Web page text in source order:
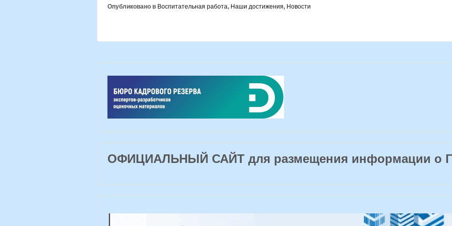
Опубликовано в Воспитательная работа, Наши достижения, Новости
ОФИЦИАЛЬНЫЙ САЙТ для размещения информации о